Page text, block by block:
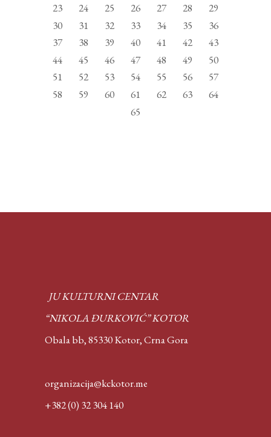
23
24 25 26 27 28
29
30
31 32 33 34 35
36
37
38 39 40 41 42
43
44
45 46 47 48 49
50
51
52 53 54 55 56
57
58
59 60 61 62 63
64
65
JU KULTURNI CENTAR
“NIKOLA ĐURKOVIĆ” KOTOR
Obala bb, 85330 Kotor,Crna Gora
organizacija@kckotor.me
+382 (0) 32 304 140